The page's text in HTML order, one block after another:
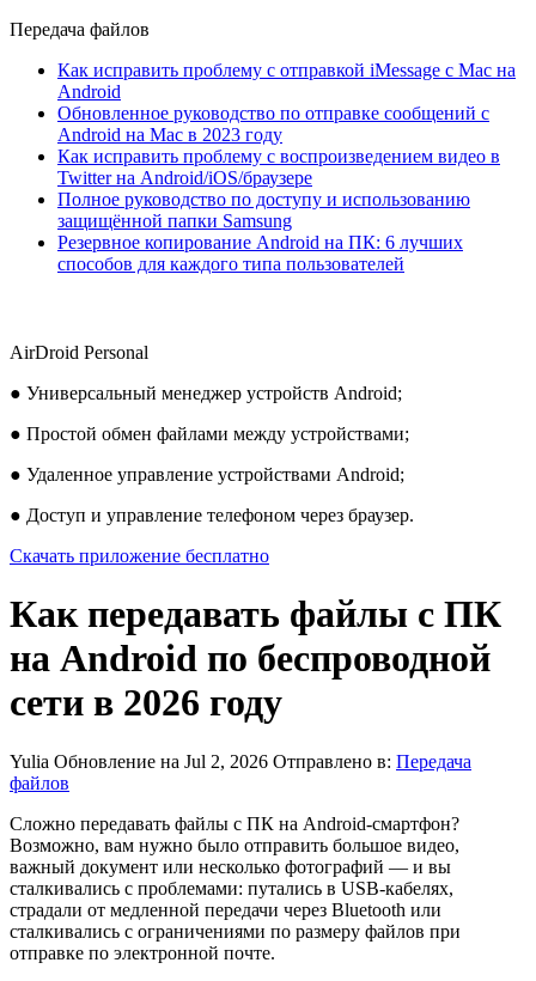
Передача файлов
Как исправить проблему с отправкой iMessage с Mac на
Android
Обновленное руководство по отправке сообщений с
Android на Mac в 2023 году
Как исправить проблему с воспроизведением видео в
Twitter на Android/iOS/браузере
Полное руководство по доступу и использованию
защищённой папки Samsung
Резервное копирование Android на ПК: 6 лучших
способов для каждого типа пользователей
AirDroid Personal
● Универсальный менеджер устройств Android;
● Простой обмен файлами между устройствами;
● Удаленное управление устройствами Android;
● Доступ и управление телефоном через браузер.
Скачать приложение бесплатно
Как передавать файлы с ПК
на Android по беспроводной
сети в 2026 году
Yulia Обновление на Jul 2, 2026 Отправлено в: Передача
файлов
Сложно передавать файлы с ПК на Android-смартфон?
Возможно, вам нужно было отправить большое видео,
важный документ или несколько фотографий — и вы
сталкивались с проблемами: путались в USB-кабелях,
страдали от медленной передачи через Bluetooth или
сталкивались с ограничениями по размеру файлов при
отправке по электронной почте.